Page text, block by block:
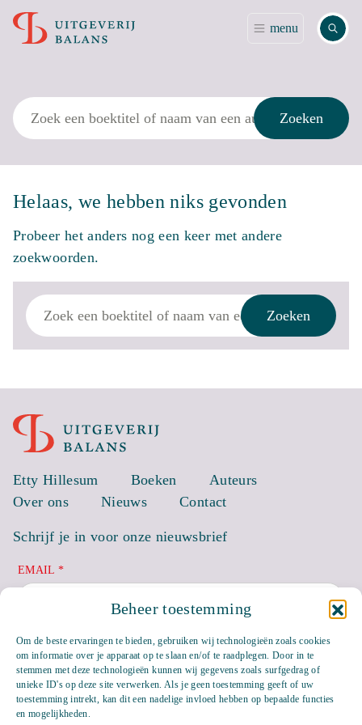
Beheer toestemming
Om de beste ervaringen te bieden, gebruiken wij technologieën zoals cookies
om informatie over je apparaat op te slaan en/of te raadplegen. Door in te
stemmen met deze technologieën kunnen wij gegevens zoals surfgedrag of
unieke ID's op deze site verwerken. Als je geen toestemming geeft of uw
toestemming intrekt, kan dit een nadelige invloed hebben op bepaalde functies
en mogelijkheden.
menu Zoek
Zoek
Zoeken
Helaas, we hebben niks gevonden
Probeer het anders nog een keer met andere
zoekwoorden.
Zoek
Zoeken
Etty Hillesum Boeken
Auteurs
Over ons
Nieuws Contact
Schrijf je in voor onze nieuwsbrief
EMAIL *